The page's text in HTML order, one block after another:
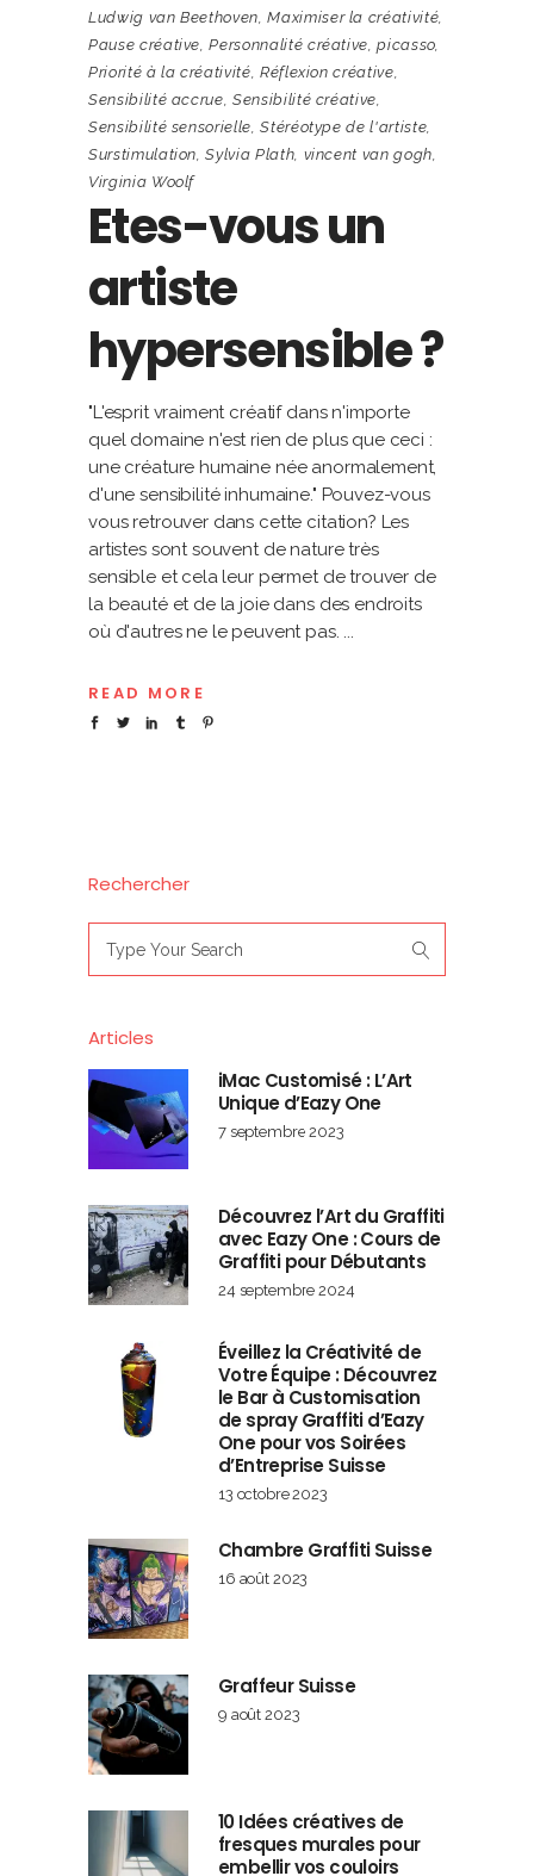
Ludwig van Beethoven,Maximiser la créativité,
Pause créative,Personnalité créative,picasso,
Priorité à la créativité, Réflexion créative,
Sensibilité accrue,Sensibilité créative,
Sensibilité sensorielle,Stéréotype de l'artiste,
Surstimulation,Sylvia Plath, vincent van gogh,
Virginia Woolf
Etes-vous un
artiste
hypersensible ?
"L'esprit vraiment créatif dans n'importe
quel domaine n'est rien de plus que ceci :
une créature humaine née anormalement,
d'une sensibilité inhumaine." Pouvez-vous
vous retrouver dans cette citation? Les
artistes sont souvent de nature très
sensible et cela leur permet de trouver de
la beauté et de la joie dans des endroits
où d'autres ne le peuvent pas.
READ MORE
Rechercher
for:
Articles
iMac Customisé : L’Art
Unique d’Eazy One
7 septembre 2023
Découvrez l’Art du Graffiti
avec Eazy One : Cours de
Graffiti pour Débutants
24 septembre 2024
Éveillez la Créativité de
Votre Équipe : Découvrez
le Bar à Customisation
de spray Graffiti d’Eazy
One pour vos Soirées
d’Entreprise Suisse
13 octobre 2023
Chambre Graffiti Suisse
16 août 2023
Graffeur Suisse
9 août 2023
10 Idées créatives de
fresques murales pour
embellir vos couloirs